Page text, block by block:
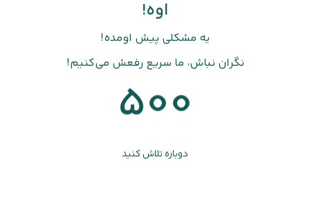
اوه!
یه مشکلی پیش اومده!
نگران نباش، ما سریع رفعش می‌کنیم!
500
دوباره تلاش کنید